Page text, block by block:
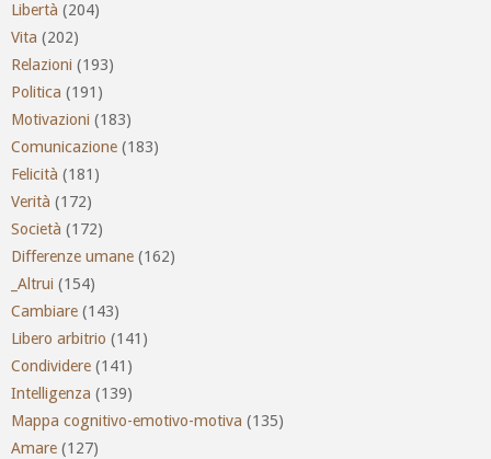
Libertà (204)
Vita (202)
Relazioni (193)
Politica (191)
Motivazioni (183)
Comunicazione (183)
Felicità (181)
Verità (172)
Società (172)
Differenze umane (162)
_Altrui (154)
Cambiare (143)
Libero arbitrio (141)
Condividere (141)
Intelligenza (139)
Mappa cognitivo-emotivo-motiva (135)
Amare (127)